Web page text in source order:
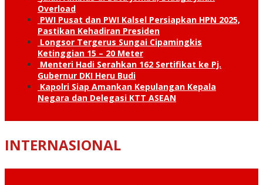
Overload
PWI Pusat dan PWI Kalsel Persiapkan HPN 2025,
Pastikan Kehadiran Presiden
Longsor Tergerus Sungai Cipamingkis
Ketinggian 15 – 20 Meter
Menteri Hadi Serahkan 162 Sertifikat ke Pj.
Gubernur DKI Heru Budi
Kapolri Siap Amankan Kepulangan Kepala
Negara dan Delegasi KTT ASEAN
INTERNASIONAL